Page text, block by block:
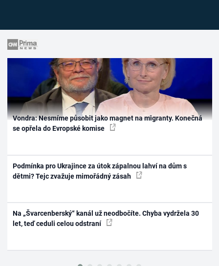
Vondra: Nesmíme působit jako magnet na migranty. Konečná
se opřela do Evropské komise
Podmínka pro Ukrajince za útok zápalnou lahví na dům s
dětmi? Tejc zvažuje mimořádný zásah
Na „Švarcenberský“ kanál už neodbočíte. Chyba vydržela 30
let, teď ceduli celou odstraní